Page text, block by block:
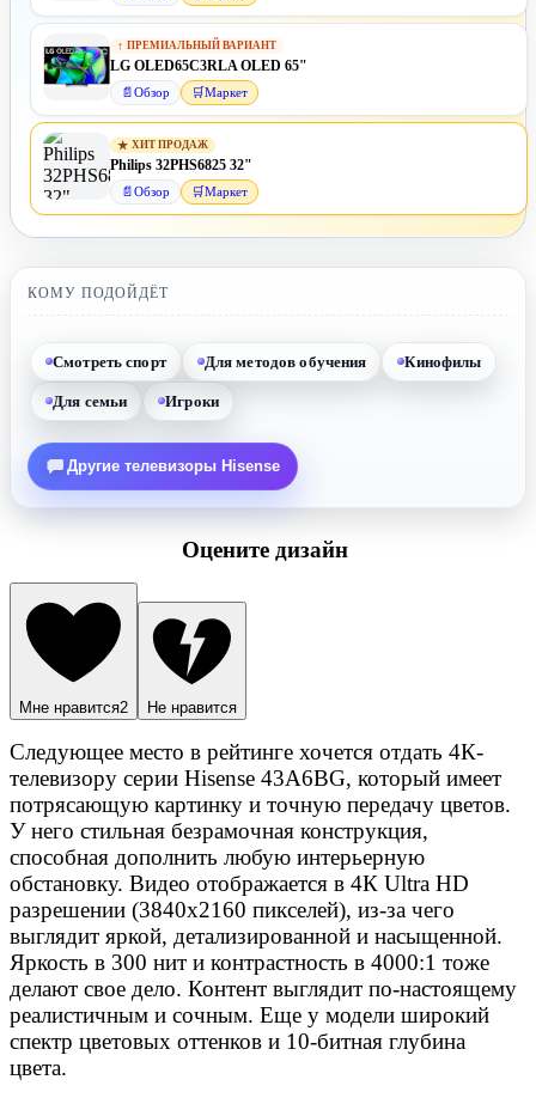
↑ ПРЕМИАЛЬНЫЙ ВАРИАНТ
LG OLED65C3RLA OLED 65"
📄Обзор 🛒Маркет
★ ХИТ ПРОДАЖ
Philips 32PHS6825 32"
📄Обзор 🛒Маркет
КОМУ ПОДОЙДЁТ
Другие телевизоры Hisense
Смотреть спорт Для методов обучения Кинофилы
Для семьи Игроки
Оцените дизайн
Мне нравится2 Не нравится
Следующее место в рейтинге хочется отдать 4К-
телевизору серии Hisense 43A6BG, который имеет
потрясающую картинку и точную передачу цветов.
У него стильная безрамочная конструкция,
способная дополнить любую интерьерную
обстановку. Видео отображается в 4К Ultra HD
разрешении (3840х2160 пикселей), из-за чего
выглядит яркой, детализированной и насыщенной.
Яркость в 300 нит и контрастность в 4000:1 тоже
делают свое дело. Контент выглядит по-настоящему
реалистичным и сочным. Еще у модели широкий
спектр цветовых оттенков и 10-битная глубина
цвета.